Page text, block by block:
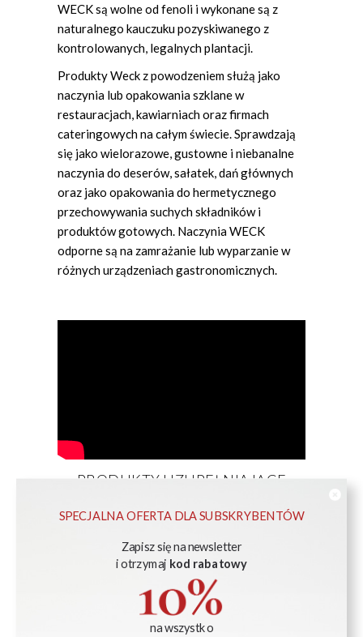
SPECJALNA OFERTA DLA SUBSKRYBENTÓW
Zapisz się na newsletter
i otrzymaj kod rabatowy
na wszystko
WECK są wolne od fenoli i wykonane są z
naturalnego kauczuku pozyskiwanego z
kontrolowanych, legalnych plantacji.
Produkty Weck z powodzeniem służą jako
naczynia lub opakowania szklane w
restauracjach, kawiarniach oraz firmach
cateringowych na całym świecie. Sprawdzają
się jako wielorazowe, gustowne i niebanalne
naczynia do deserów, sałatek, dań głównych
oraz jako opakowania do hermetycznego
przechowywania suchych składników i
produktów gotowych. Naczynia WECK
odporne są na zamrażanie lub wyparzanie w
różnych urządzeniach gastronomicznych.
PRODUKTY UZUPEŁNIAJĄCE